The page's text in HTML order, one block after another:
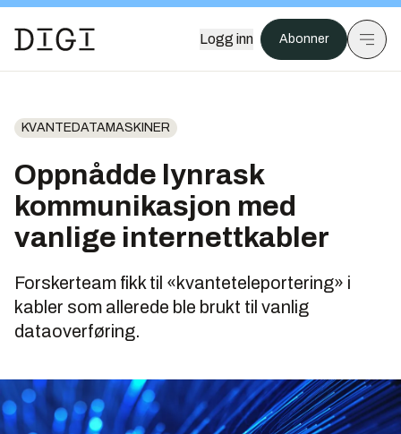
Logg inn Abonner
KVANTEDATAMASKINER
Oppnådde lynrask
kommunikasjon med
vanlige internettkabler
Forskerteam fikk til «kvanteteleportering» i
kabler som allerede ble brukt til vanlig
dataoverføring.